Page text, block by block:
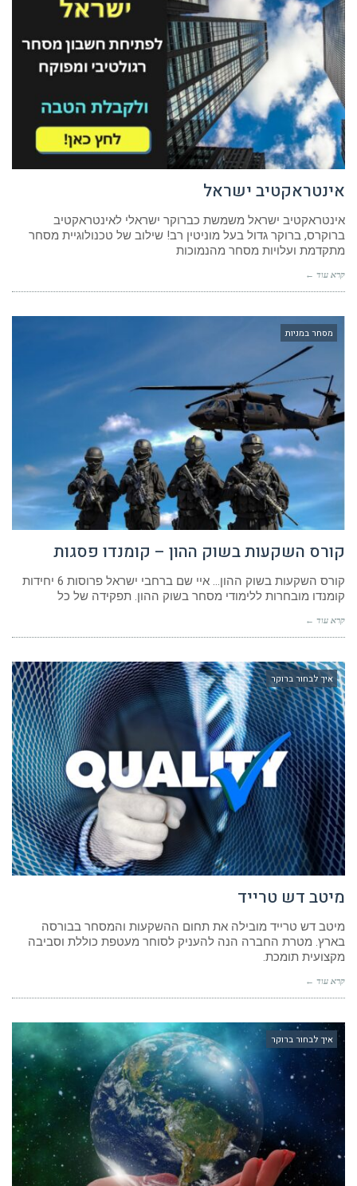
אינטראקטיב ישראל
אינטראקטיב ישראל משמשת כברוקר ישראלי לאינטראקטיב
ברוקרס, ברוקר גדול בעל מוניטין רב! שילוב של טכנולוגיית מסחר
מתקדמת ועלויות מסחר מהנמוכות
קרא עוד ←
מסחר במניות
קורס השקעות בשוק ההון – קומנדו פסגות
קורס השקעות בשוק ההון… איי שם ברחבי ישראל פרוסות 6 יחידות
קומנדו מובחרות ללימודי מסחר בשוק ההון. תפקידה של כל
קרא עוד ←
איך לבחור ברוקר
מיטב דש טרייד
מיטב דש טרייד מובילה את תחום ההשקעות והמסחר בבורסה
בארץ. מטרת החברה הנה להעניק לסוחר מעטפת כוללת וסביבה
מקצועית תומכת.
קרא עוד ←
איך לבחור ברוקר